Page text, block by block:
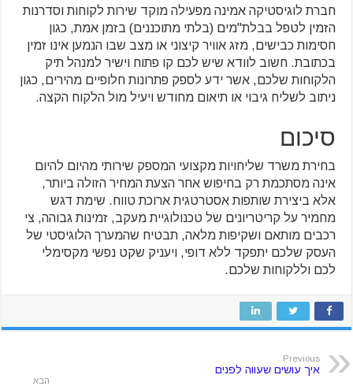
חברת לוגיסטיקה אמינה מפעילה מוקד שירות לקוחות וסדרנות
הזמין לטפל בבלת"מים (בלתי מתוכננים) בזמן אמת, כגון
חסימות כבישים, מזג אוויר קיצוני או מצב שבו הנמען אינו זמין
בכתובת. חשוב לוודא שיש לכם קו פתוח וישיר למנהל תיק
הלקוחות שלכם, אשר ידע לספק פתרונות חלופיים מהירים, כגון
ניתוב לשליח גיבוי או תיאום מחודש ויעיל מול הלקוח הקצה.
סיכום
בחירת משרד שליחויות מקצועי המספק שירותי מהיום להיום
אינה מסתכמת רק בחיפוש אחר הצעת המחיר הזולה ביותר,
אלא ביצירת שותפות אסטרטגית ארוכת טווח. שימת דגש
מחמיר על קריטריונים של טכנולוגיית מעקב, זמינות גבוהה, צי
רכבים מותאם ושקיפות מלאה, תבטיח שהמערך הלוגיסטי של
העסק שלכם יתפקד ללא דופי, ויעניק שקט נפשי מקסימלי
לכם וללקוחות שלכם.
Previous
איך עושים שעווה לפנים
הבא